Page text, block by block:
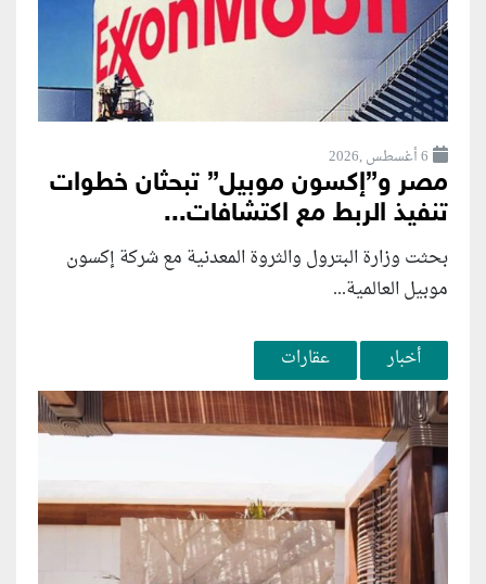
6 أغسطس ,2026
مصر و”إكسون موبيل” تبحثان خطوات
تنفيذ الربط مع اكتشافات...
بحثت وزارة البترول والثروة المعدنية مع شركة إكسون
موبيل العالمية...
أخبار عقارات